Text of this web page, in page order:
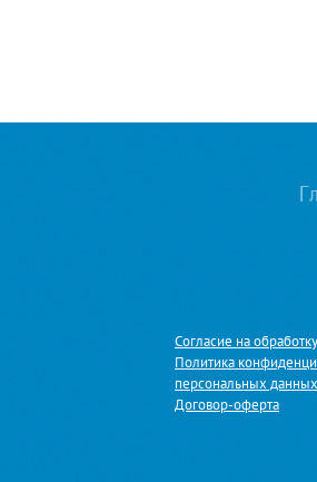
Согласие на
Политика
персональных данных
Договор-оферта